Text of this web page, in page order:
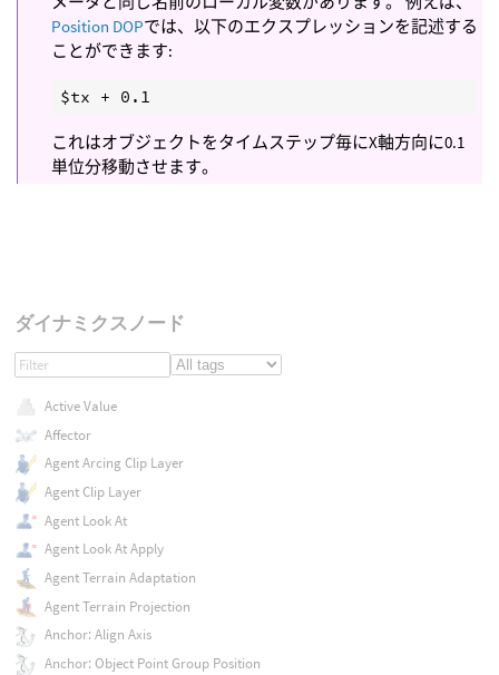
Position DOPでは、以下のエクスプレッションを記述する
ことができます:
これはオブジェクトをタイムステップ毎にX軸方向に0.1
単位分移動させます。
ダイナミクスノード
Active Value
Affector
Agent Arcing Clip Layer
Agent Clip Layer
Agent Look At
Agent Look At Apply
Agent Terrain Adaptation
Agent Terrain Projection
Anchor: Align Axis
Anchor: Object Point Group Position